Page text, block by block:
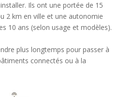
Ils ont une portée de 15
2 km en ville et une autonomie
10 ans (selon usage et modèles).
plus longtemps pour passer à
connectés ou à la